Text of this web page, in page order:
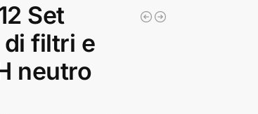
Set
filtri e
neutro